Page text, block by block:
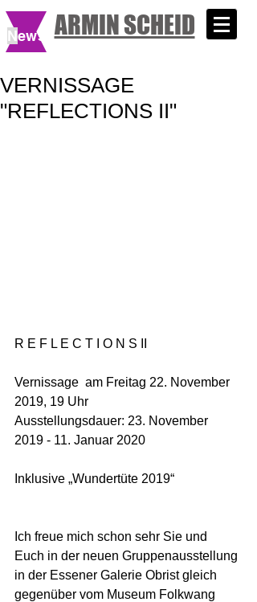
ARMIN SCHEID
News
VERNISSAGE
"REFLECTIONS II"
R E F L E C T I O N S II
Vernissage  am Freitag 22. November
2019, 19 Uhr
Ausstellungsdauer: 23. November
2019 - 11. Januar 2020
Inklusive „Wundertüte 2019“
Ich freue mich schon sehr Sie und
Euch in der neuen Gruppenausstellung
in der Essener Galerie Obrist gleich
gegenüber vom Museum Folkwang